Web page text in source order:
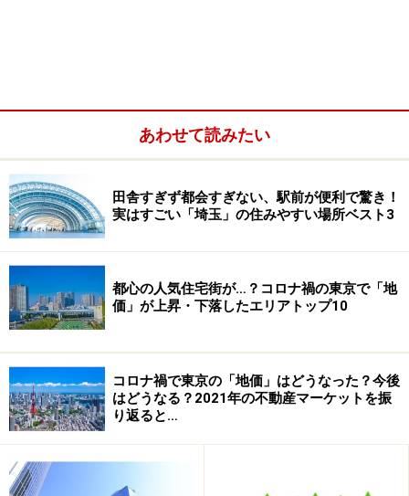
他にも退去時の原状回復義務違反や、それに伴う敷金返
還についてのトラブル、また物件の老朽化に伴う修繕や
建て替えの悩み、相続や相続税の支払いの問題など、オ
ーナーさんにはさまざまな悩み事があります。
築年数とともに悩みが増える。賃貸経営は
建物老朽化との戦い
そしてこれらの悩みは、建物の築年数とともに増えてい
きます。新築のときには何の悩みもなかったのに、築5
年を過ぎると空室や家賃滞納、不良入居者など「おや」
と思うような問題が出始め、10年を過ぎるとそれが一段
と激しくなります。そのとき、オーナーさんは次から次
私の経験からも賃貸経営の相談の多くは、築10年以降の
あわせて読みたい
田舎すぎず都会すぎない、駅前が便利で驚き！
実はすごい「埼玉」の住みやすい場所ベスト3
都心の人気住宅街が…？コロナ禍の東京で「地
価」が上昇・下落したエリアトップ10
コロナ禍で東京の「地価」はどうなった？今後
はどうなる？2021年の不動産マーケットを振
り返ると…